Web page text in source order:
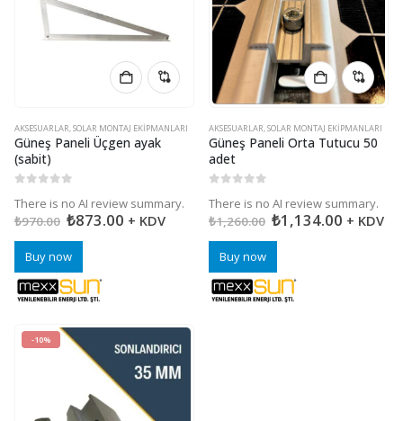
AKSESUARLAR,SOLAR MONTAJ EKIPMANLARI
Güneş Paneli Üçgen ayak
(sabit)
There is no AI review summary.
₺970.00 ₺873.00 + KDV
Buy now
AKSESUARLAR,SOLAR MONTAJ EKIPMANLARI
Güneş Paneli Orta Tutucu 50
adet
There is no AI review summary.
₺1,260.00 ₺1,134.00 + KDV
Buy now
-10%